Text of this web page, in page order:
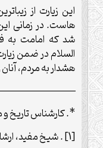
این زیارت از
هاست. در زمانی این
شد که امامت به
السلام در ضمن زیارت
هشدار به مردم، آنان را
*. کارشناس تاریخ و
[1] . شیخ مفید، ارشاد، ص327.